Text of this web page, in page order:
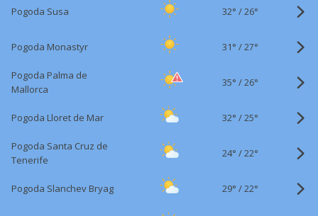
Pogoda Susa 32° /26°
Pogoda Monastyr 31° /27°
Pogoda Palma de
Mallorca
35° /26°
Pogoda Lloret de Mar 32° /25°
Pogoda Santa Cruz de
Tenerife
24° /22°
Pogoda Slanchev Bryag 29° /22°